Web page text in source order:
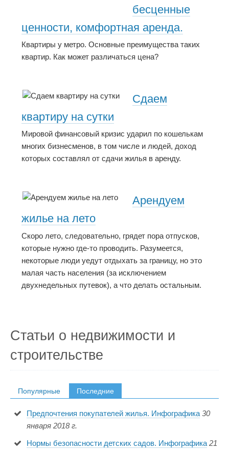
бесценные
ценности, комфортная аренда.
Квартиры у метро. Основные преимущества таких
квартир. Как может различаться цена?
Сдаем
квартиру на сутки
Мировой финансовый кризис ударил по кошелькам
многих бизнесменов, в том числе и людей, доход
которых составлял от сдачи жилья в аренду.
Арендуем
жилье на лето
Скоро лето, следовательно, грядет пора отпусков,
которые нужно где-то проводить. Разумеется,
некоторые люди уедут отдыхать за границу, но это
малая часть населения (за исключением
двухнедельных путевок), а что делать остальным.
Статьи о недвижимости и
строительстве
Популярные Последние
Предпочтения покупателей жилья. Инфографика 30
января 2018 г.
Нормы безопасности детских садов. Инфографика 21